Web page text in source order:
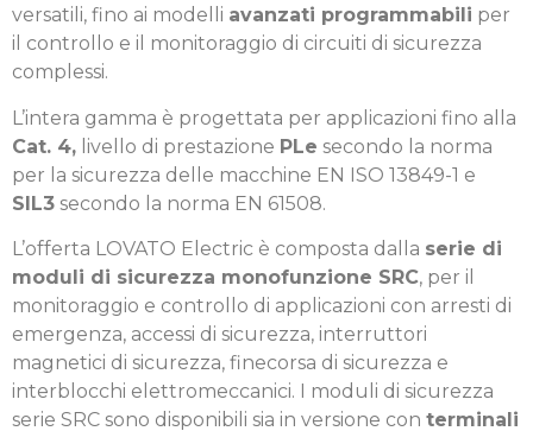
versatili, fino ai modelli avanzati programmabili per
il controllo e il monitoraggio di circuiti di sicurezza
complessi.
L’intera gamma è progettata per applicazioni fino alla
Cat. 4, livello di prestazione PLe secondo la norma
per la sicurezza delle macchine EN ISO 13849-1 e
SIL3 secondo la norma EN 61508.
L’offerta LOVATO Electric è composta dalla serie di
moduli di sicurezza monofunzione SRC, per il
monitoraggio e controllo di applicazioni con arresti di
emergenza, accessi di sicurezza, interruttori
magnetici di sicurezza, finecorsa di sicurezza e
interblocchi elettromeccanici. I moduli di sicurezza
serie SRC sono disponibili sia in versione con terminali